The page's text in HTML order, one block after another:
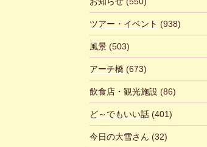
ツアー・イベント (938)
風景(503)
アーチ橋(673)
飲食店・観光施設 (86)
ど～でもいい話(401)
今日の大雪さん (32)